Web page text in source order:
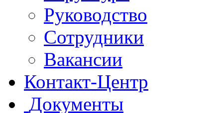
Руководство
Сотрудники
Вакансии
Контакт-Центр
Документы